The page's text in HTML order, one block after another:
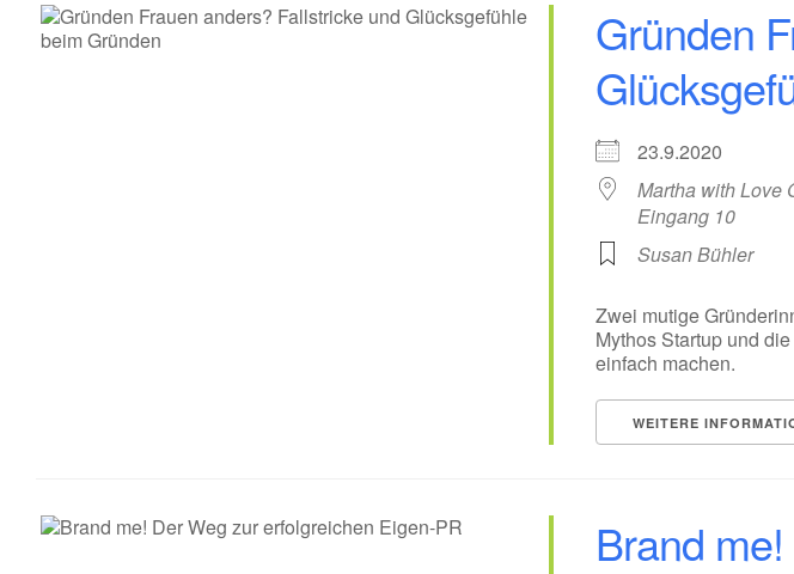
Gründen
23.9.2020
Martha with Love
Eingang 10
Susan Bühler
Zwei mutige
Mythos Startup und
einfach machen.
WEITERE
Brand